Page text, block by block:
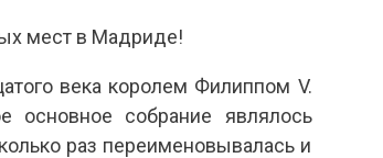
мест в Мадриде!
века королем Филиппом V.
основное собрание являлось
раз переименовывалась и